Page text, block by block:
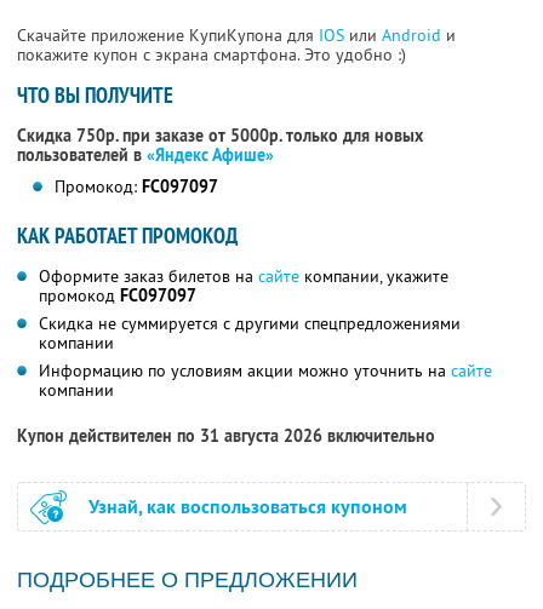
Скачайте приложение КупиКупона для IOS или Android и
покажите купон с экрана смартфона. Это удобно :)
ЧТО ВЫ ПОЛУЧИТЕ
Скидка 750р. при заказе от 5000р. только для новых
пользователей в «Яндекс Афише»
Промокод: FC097097
КАК РАБОТАЕТ ПРОМОКОД
Оформите заказ билетов на сайте компании, укажите
промокод FC097097
Скидка не суммируется с другими спецпредложениями
компании
Информацию по условиям акции можно уточнить на сайте
компании
Купон действителен по 31 августа 2026 включительно
Узнай, как воспользоваться купоном
ПОДРОБНЕЕ О ПРЕДЛОЖЕНИИ